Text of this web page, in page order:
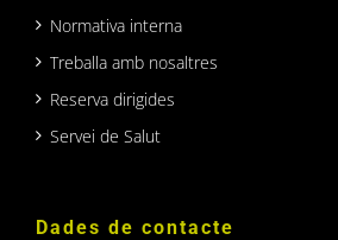
Normativa interna
Treballa amb nosaltres
Reserva dirigides
Servei de Salut
Dades de contacte